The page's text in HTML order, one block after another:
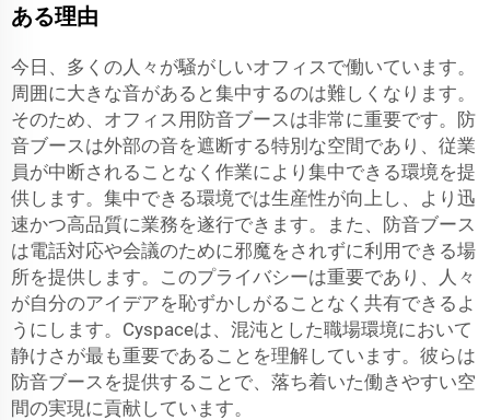
ある理由
今日、多くの人々が騒がしいオフィスで働いています。
周囲に大きな音があると集中するのは難しくなります。
そのため、オフィス用防音ブースは非常に重要です。防
音ブースは外部の音を遮断する特別な空間であり、従業
員が中断されることなく作業により集中できる環境を提
供します。集中できる環境では生産性が向上し、より迅
速かつ高品質に業務を遂行できます。また、防音ブース
は電話対応や会議のために邪魔をされずに利用できる場
所を提供します。このプライバシーは重要であり、人々
が自分のアイデアを恥ずかしがることなく共有できるよ
うにします。Cyspaceは、混沌とした職場環境において
静けさが最も重要であることを理解しています。彼らは
防音ブースを提供することで、落ち着いた働きやすい空
間の実現に貢献しています。